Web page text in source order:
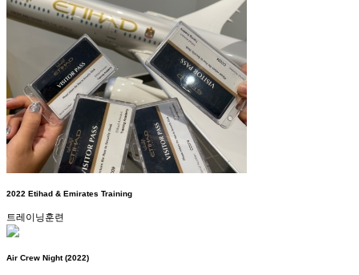
2022 Etihad & Emirates Training
트레이닝훈련
Air Crew Night (2022)